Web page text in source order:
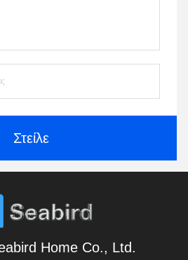
Στείλε
Home Co., Ltd.